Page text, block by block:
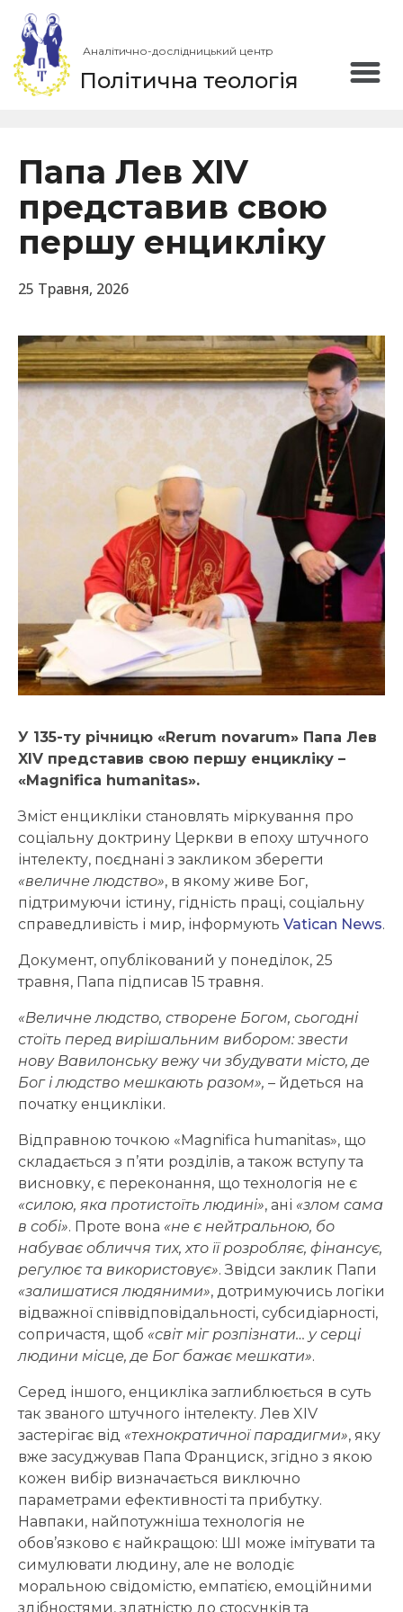
Аналітично-дослідницький центр
Політична теологія
Папа Лев XIV
представив свою
першу енцикліку
25 Травня, 2026
У 135-ту річницю «Rerum novarum» Папа Лев
XIV представив свою першу енцикліку –
«Magnifica humanitas».
Зміст енцикліки становлять міркування про
соціальну доктрину Церкви в епоху штучного
інтелекту, поєднані з закликом зберегти
«величне людство», в якому живе Бог,
підтримуючи істину, гідність праці, соціальну
справедливість і мир, інформують Vatican News.
Документ, опублікований у понеділок, 25
травня, Папа підписав 15 травня.
«Величне людство, створене Богом, сьогодні
стоїть перед вирішальним вибором: звести
нову Вавилонську вежу чи збудувати місто, де
Бог і людство мешкають разом», – йдеться на
початку енцикліки.
Відправною точкою «Magnifica humanitas», що
складається з п’яти розділів, а також вступу та
висновку, є переконання, що технологія не є
«силою, яка протистоїть людині», ані «злом сама
в собі». Проте вона «не є нейтральною, бо
набуває обличчя тих, хто її розробляє, фінансує,
регулює та використовує». Звідси заклик Папи
«залишатися людяними», дотримуючись логіки
відважної співвідповідальності, субсидіарності,
сопричастя, щоб «світ міг розпізнати… у серці
людини місце, де Бог бажає мешкати».
Серед іншого, енцикліка заглиблюється в суть
так званого штучного інтелекту. Лев XIV
застерігає від «технократичної парадигми», яку
вже засуджував Папа Франциск, згідно з якою
кожен вибір визначається виключно
параметрами ефективності та прибутку.
Навпаки, найпотужніша технологія не
обов’язково є найкращою: ШІ може імітувати та
симулювати людину, але не володіє
моральною свідомістю, емпатією, емоційними
здібностями, здатністю до стосунків та